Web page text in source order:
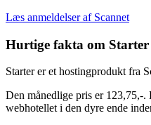
Læs anmeldelser af Scannet
Hurtige fakta om Starter
Starter er et hostingprodukt fra
Den månedlige pris er 123,75,-.
webhotellet i den dyre ende